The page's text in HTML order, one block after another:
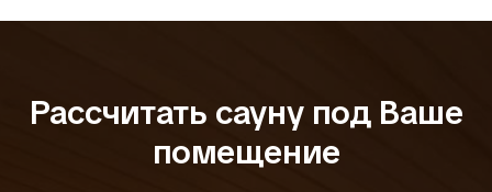
Рассчитать сауну под Ваше
помещение